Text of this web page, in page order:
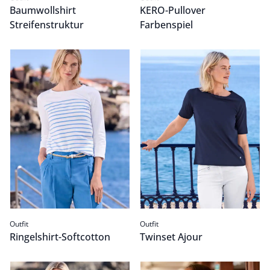
Baumwollshirt
Streifenstruktur
KERO-Pullover
Farbenspiel
Ringelshirt-Softcotton
Passform Outfit.
Outfit
Ringelshirt-Softcotton
Twinset Ajour
Passform Outfit.
Outfit
Twinset Ajour